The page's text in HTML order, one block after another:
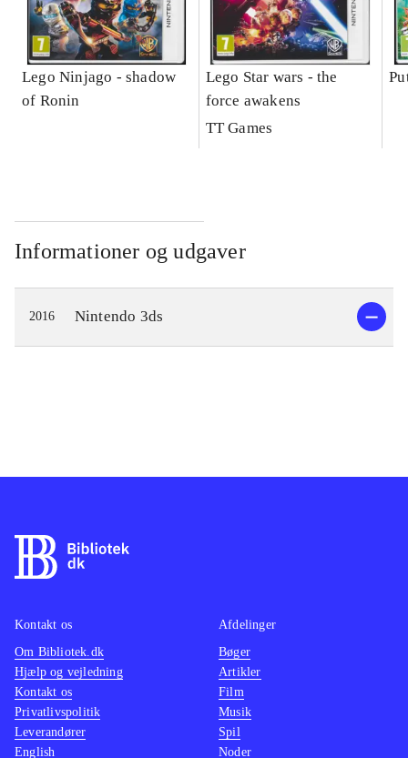
Lego Ninjago - shadow
of Ronin
Lego Star wars - the
force awakens
TT Games
Informationer og udgaver
2016 Nintendo 3ds
Kontakt os
Om Bibliotek.dk
Hjælp og vejledning
Kontakt os
Privatlivspolitik
Leverandører
English
Afdelinger
Bøger
Artikler
Film
Musik
Spil
Noder